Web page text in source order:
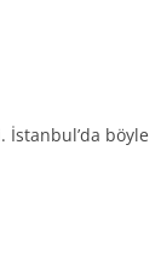
İstanbul’da böyle